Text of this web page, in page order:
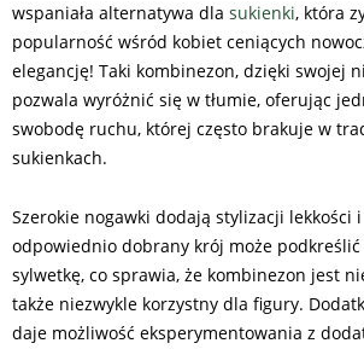
wspaniała alternatywa dla sukienki, która
popularność wśród kobiet ceniących
elegancję! Taki kombinezon, dzięki swojej
pozwala wyróżnić się w tłumie, oferując
swobodę ruchu, której często brakuje w
sukienkach.
Szerokie nogawki dodają stylizacji lekkości
odpowiednio dobrany krój może podkreślić
sylwetkę, co sprawia, że kombinezon jest
także niezwykle korzystny dla figury.
daje możliwość eksperymentowania z